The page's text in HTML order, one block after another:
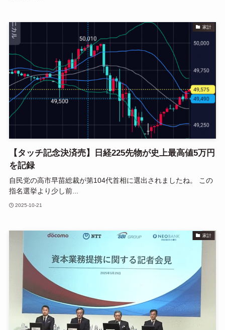
家計
【タッチ記念決済売】日経225先物が史上最高値5万円
を記録
自民党の高市早苗総裁が第104代首相に選出されましたね。 この
指名選挙より少し前...
2025-10-21
家計